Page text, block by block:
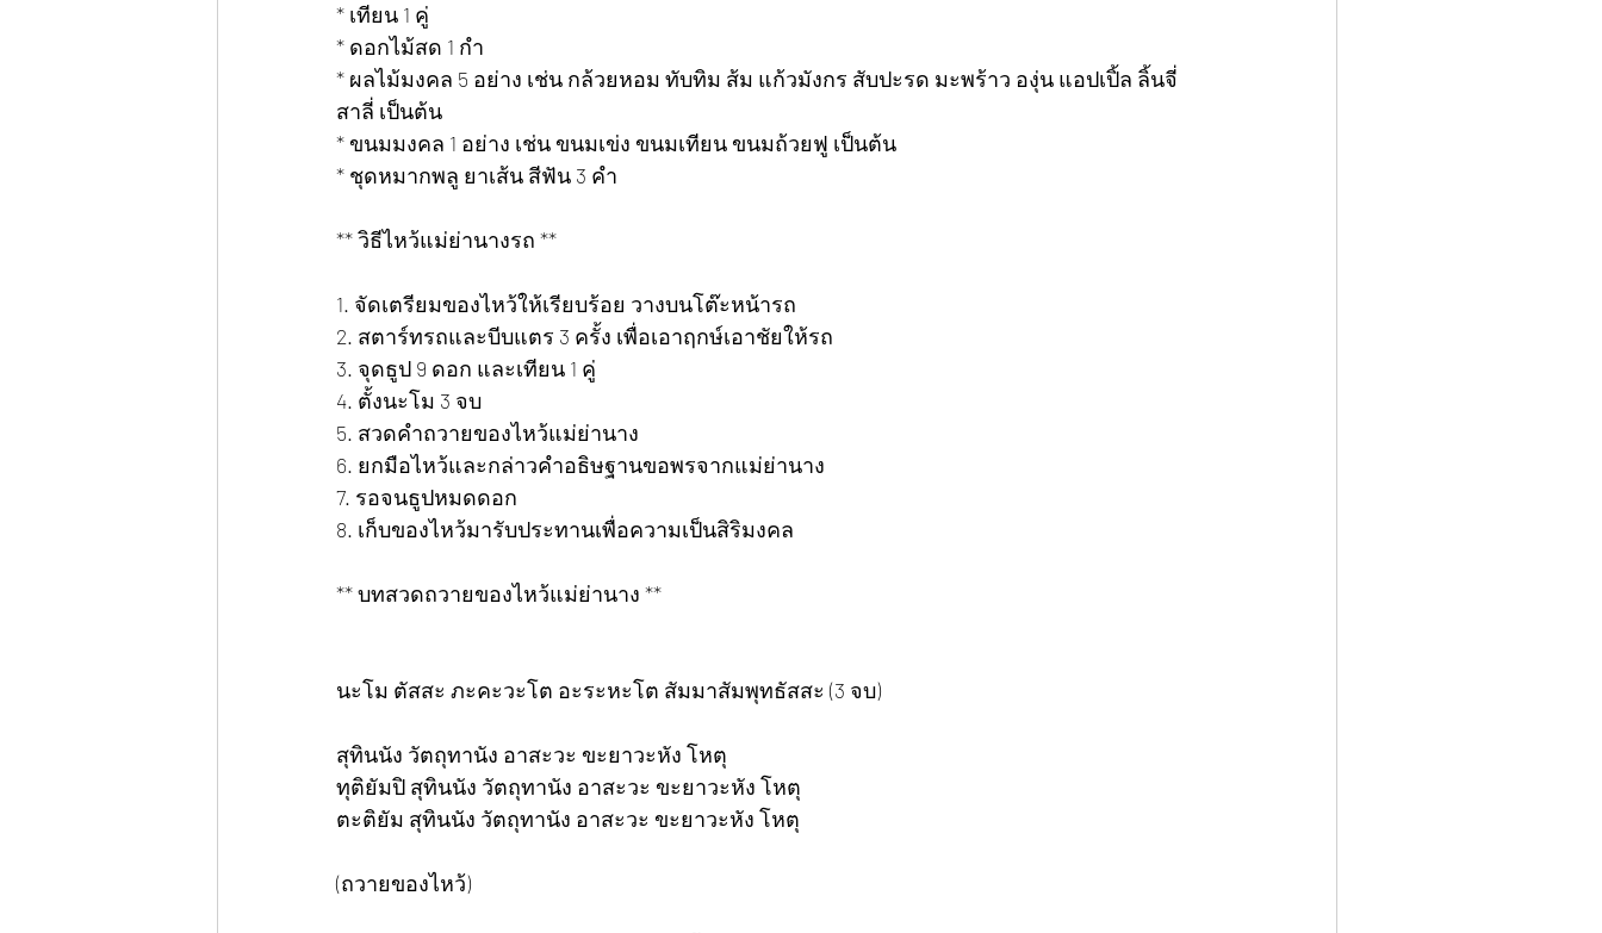
* เทียน 1 คู่
* ดอกไม้สด 1 กำ
* ผลไม้มงคล 5 อย่าง เช่น กล้วยหอม ทับทิม ส้ม แก้วมังกร สับปะรด มะพร้าว องุ่น แอปเปิ้ล ลิ้นจี่
สาลี่ เป็นต้น
* ขนมมงคล 1 อย่าง เช่น ขนมเข่ง ขนมเทียน ขนมถ้วยฟู เป็นต้น
* ชุดหมากพลู ยาเส้น สีฟัน 3 คำ
** วิธีไหว้แม่ย่านางรถ **
1. จัดเตรียมของไหว้ให้เรียบร้อย วางบนโต๊ะหน้ารถ
2. สตาร์ทรถและบีบแตร 3 ครั้ง เพื่อเอาฤกษ์เอาชัยให้รถ
3. จุดธูป 9 ดอก และเทียน 1 คู่
4. ตั้งนะโม 3 จบ
5. สวดคำถวายของไหว้แม่ย่านาง
6. ยกมือไหว้และกล่าวคำอธิษฐานขอพรจากแม่ย่านาง
7. รอจนธูปหมดดอก
8. เก็บของไหว้มารับประทานเพื่อความเป็นสิริมงคล
** บทสวดถวายของไหว้แม่ย่านาง **
นะโม ตัสสะ ภะคะวะโต อะระหะโต สัมมาสัมพุทธัสสะ (3 จบ)
สุทินนัง วัตถุทานัง อาสะวะ ขะยาวะหัง โหตุ
ทุติยัมปิ สุทินนัง วัตถุทานัง อาสะวะ ขะยาวะหัง โหตุ
ตะติยัม สุทินนัง วัตถุทานัง อาสะวะ ขะยาวะหัง โหตุ
(ถวายของไหว้)